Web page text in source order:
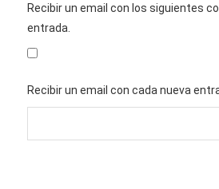
Recibir un email con los siguientes
entrada.
Recibir un email con cada nueva